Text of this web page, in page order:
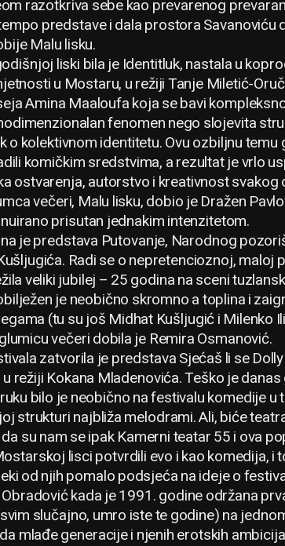
razotkriva sebe kao prevarenog
predstave i dala prostora Savanoviću
Malu lisku.
liski bila je Identitluk, nastala u
u Mostaru, u režiji Tanje Miletić-
Amina Maaloufa koja se bavi
fenomen nego slojevita
o kolektivnom identitetu. Ovu ozbiljnu
komičkim sredstvima, a rezultat je vrlo
ostvarenja, autorstvo i kreativnost
večeri, Malu lisku, dobio je Dražen
prisutan jednakim intenzitetom.
je predstava Putovanje, Narodnog
Radi se o nepretencioznoj, maloj
veliki jubilej – 25 godina na sceni
je neobično skromno a toplina i
(tu su još Midhat Kušljugić i Milenko
večeri dobila je Remira Osmanović.
zatvorila je predstava Sjećaš li se
režiji Kokana Mladenovića. Teško je
bilo je neobično na festivalu komedije
strukturi najbliža melodrami. Ali, biće
su nam se ipak Kamerni teatar 55 i ova
lisci potvrdili evo i kao komedija, i
od njih pomalo podsjeća na ideje o
kada je 1991. godine održana
slučajno, umro iste te godine) na
mlađe generacije i njenih erotskih